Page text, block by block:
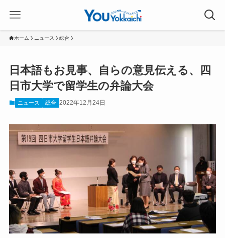
ホーム ニュース 総合
日本語もお見事、自らの意見伝える、四
日市大学で留学生の弁論大会
ニュース 総合 2022年12月24日